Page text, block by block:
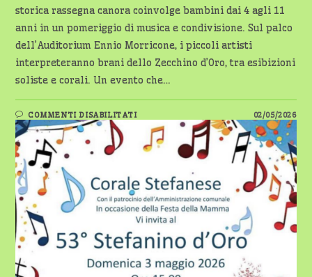
storica rassegna canora coinvolge bambini dai 4 agli 11
anni in un pomeriggio di musica e condivisione. Sul palco
dell’Auditorium Ennio Morricone, i piccoli artisti
interpreteranno brani dello Zecchino d’Oro, tra esibizioni
soliste e corali. Un evento che…
COMMENTI DISABILITATISU
STEFANINO
D’ORO:
MUSICA
E
TRADIZIONE
I
PIÙ
PICCOLI
–
DOMENICA
3
MAGGIO
2026
ALLE
ORE
15.00
02/05/2026